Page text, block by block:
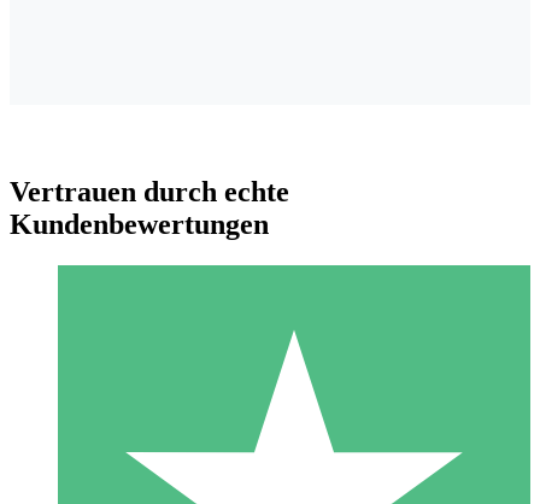
Individuelle Credit-Pakete
Zahlen Sie nach Bedarf mit Download-Credits. Keine
monatliche Verpflichtung erforderlich.
Vertrauen durch echte
Kundenbewertungen